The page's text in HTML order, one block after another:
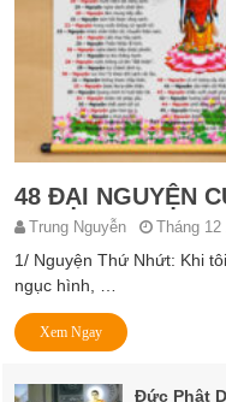
48 ĐẠI NGUYỆN
Trung Nguyễn Tháng 12
1/ Nguyện Thứ Nhứt: Khi
ngục hình, …
Xem Ngay
Đức Phật